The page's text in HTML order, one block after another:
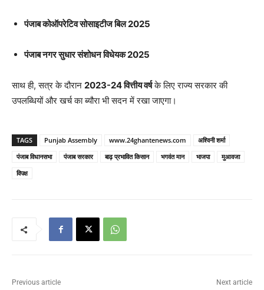
पंजाब कोऑपरेटिव सोसाइटीज बिल 2025
पंजाब नगर सुधार संशोधन विधेयक 2025
साथ ही, सत्र के दौरान 2023-24 वित्तीय वर्षके लिए राज्य सरकार की
उपलब्धियों और खर्च का ब्यौरा भी सदन में रखा जाएगा।
TAGS Punjab Assembly www.24ghantenews.com
अश्विनी शर्मा
पंजाब विधानसभा
पंजाब सरकार बाढ़ प्रभावित किसान भगवंत मान भाजपा
मुआवजा
विपक्ष
Previous article Next article